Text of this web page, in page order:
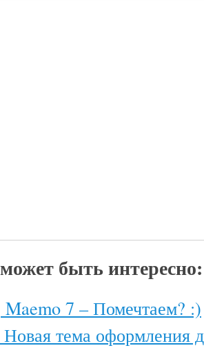
быть интересно:
7 – Помечтаем? :)
тема оформления